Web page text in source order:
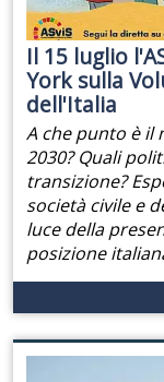
Il 15 luglio
York sulla
dell'Italia
A che punto è il
2030? Quali
transizione?
società civile e
luce della
posizione